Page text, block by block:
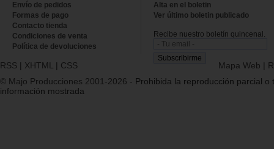
Envío de pedidos
Formas de pago
Contacto tienda
Condiciones de venta
Política de devoluciones
Alta en el boletin
Ver último boletin publicado
Recibe nuestro boletín quincenal.
RSS | XHTML | CSS Mapa Web |
© Majo Producciones 2001-2026 - Prohibida la reproducción parcial o
información mostrada